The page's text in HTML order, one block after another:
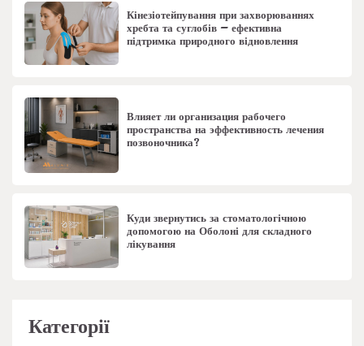
Кінезіотейпування при захворюваннях
хребта та суглобів – ефективна
підтримка природного відновлення
Влияет ли организация рабочего
пространства на эффективность лечения
позвоночника?
Куди звернутись за стоматологічною
допомогою на Оболоні для складного
лікування
Категорії